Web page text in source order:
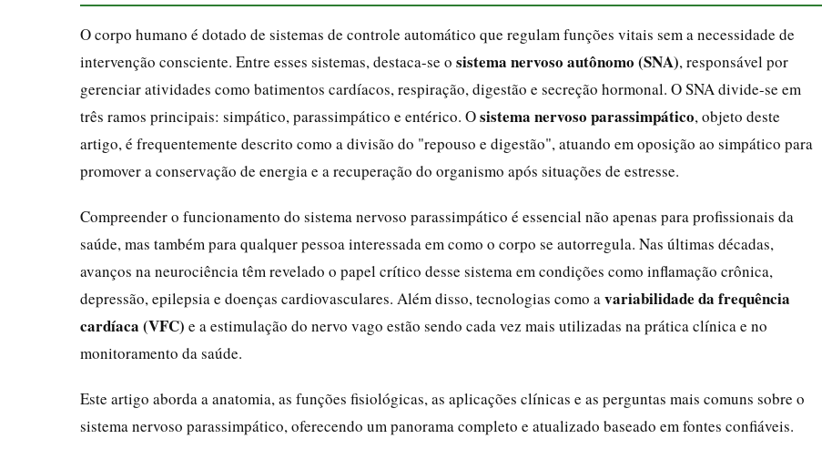
O corpo humano é dotado de sistemas de controle automático que regulam funções vitais sem a necessidade de
intervenção consciente. Entre esses sistemas, destaca-se o sistema nervoso autônomo (SNA), responsável por
gerenciar atividades como batimentos cardíacos, respiração, digestão e secreção hormonal. O SNA divide-se em
três ramos principais: simpático, parassimpático e entérico. Osistema nervoso parassimpático, objeto deste
artigo, é frequentemente descrito como a divisão do "repouso e digestão", atuando em oposição ao simpático para
promover a conservação de energia e a recuperação do organismo após situações de estresse.
Compreender o funcionamento do sistema nervoso parassimpático é essencial não apenas para profissionais da
saúde, mas também para qualquer pessoa interessada em como o corpo se autorregula. Nas últimas décadas,
avanços na neurociência têm revelado o papel crítico desse sistema em condições como inflamação crônica,
depressão, epilepsia e doenças cardiovasculares. Além disso, tecnologias como a variabilidade da frequência
cardíaca (VFC) e a estimulação do nervo vago estão sendo cada vez mais utilizadas na prática clínica e no
monitoramento da saúde.
Este artigo aborda a anatomia, as funções fisiológicas, as aplicações clínicas e as perguntas mais comuns sobre o
sistema nervoso parassimpático, oferecendo um panorama completo e atualizado baseado em fontes confiáveis.